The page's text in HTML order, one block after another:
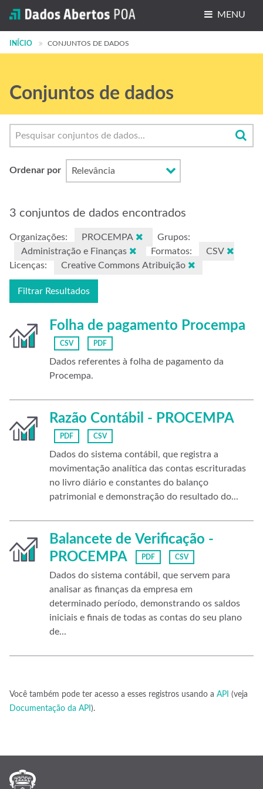
MENU
Conjuntos de dados
Grupos
Sobre
INÍCIO CONJUNTOS DE DADOS
Conjuntos de dados
Ordenar por
3 conjuntos de dados encontrados
Organizações: PROCEMPA
Grupos:
Administração e Finanças
Formatos:
CSV
Licenças:
Creative Commons Atribuição
Filtrar Resultados
Folha de pagamento Procempa
CSV PDF
Dados referentes à folha de pagamento da
Procempa.
Razão Contábil - PROCEMPA
PDF CSV
Dados do sistema contábil, que registra a
movimentação analítica das contas escrituradas
no livro diário e constantes do balanço
patrimonial e demonstração do resultado do...
Balancete de Verificação -
PROCEMPA
PDF CSV
Dados do sistema contábil, que servem para
analisar as finanças da empresa em
determinado período, demonstrando os saldos
iniciais e finais de todas as contas do seu plano
de...
Você também pode ter acesso a esses registros usando a API (veja
Documentação da API ).